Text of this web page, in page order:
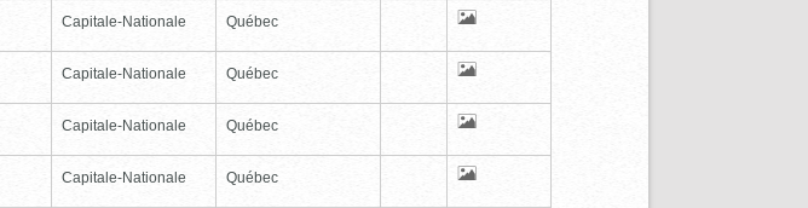
Capitale-Nationale Québec
Capitale-Nationale Québec
Capitale-Nationale Québec
Capitale-Nationale Québec